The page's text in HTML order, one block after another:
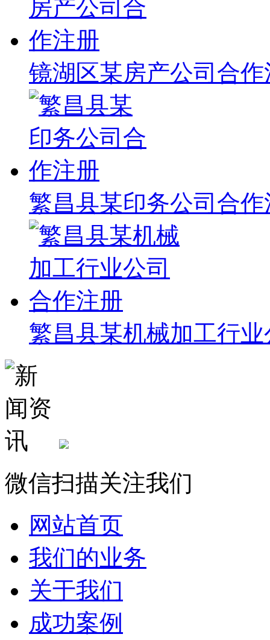
镜湖区某房产公司合作
繁昌县某印务公司合作
繁昌县某机械加工行
微信扫描关注我们
网站首页
我们的业务
关于我们
成功案例